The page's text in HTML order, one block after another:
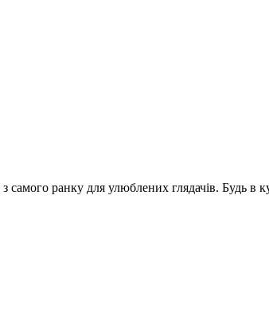
ранку для улюблених глядачів. Будь в